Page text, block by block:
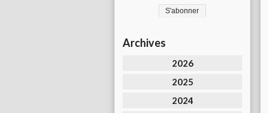
Archives
2026
2025
2024